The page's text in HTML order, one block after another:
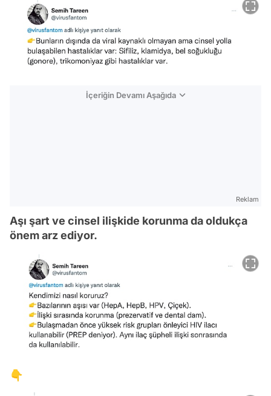
İçeriğin Devamı Aşağıda
Reklam
Aşı şart ve cinsel ilişkide korunma da oldukça
önem arz ediyor.
👇